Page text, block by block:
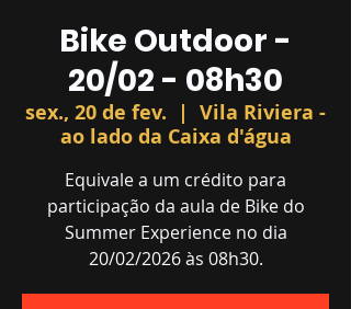
Bike Outdoor -
20/02 - 08h30
sex., 20 de fev.
  |
Vila Riviera -
ao lado da Caixa d'água
Equivale a um crédito para
participação da aula de Bike do
Summer Experience no dia
20/02/2026 às 08h30.